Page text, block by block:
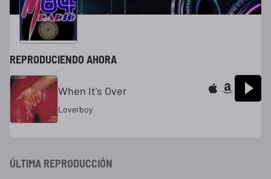
REPRODUCIENDO AHORA
When It's Over
Loverboy
ÚLTIMA REPRODUCCIÓN